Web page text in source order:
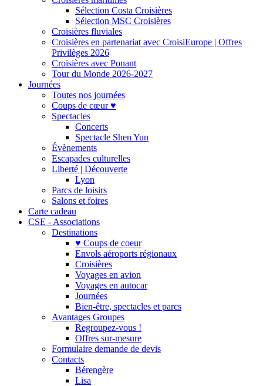
Sélection Costa Croisières
Sélection MSC Croisières
Croisières fluviales
Croisières en partenariat avec CroisiEurope | Offres
Privilèges 2026
Croisières avec Ponant
Tour du Monde 2026-2027
Journées
Toutes nos journées
Coups de cœur ♥
Spectacles
Concerts
Spectacle Shen Yun
Évènements
Escapades culturelles
Liberté | Découverte
Lyon
Parcs de loisirs
Salons et foires
Carte cadeau
CSE - Associations
Destinations
♥ Coups de coeur
Envols aéroports régionaux
Croisières
Voyages en avion
Voyages en autocar
Journées
Bien-être, spectacles et parcs
Avantages Groupes
Regroupez-vous !
Offres sur-mesure
Formulaire demande de devis
Contacts
Bérengère
Lisa